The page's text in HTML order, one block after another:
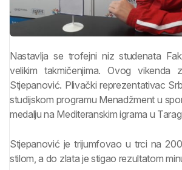
Nastavlja se trofejni niz studenata
velikim takmičenjima. Ovog vikenda
Stjepanović. Plivački reprezentativac
studijskom programu Menadžment u
medalju na Mediteranskim igrama u
Stjepanović je trijumfovao u trci na
stilom, a do zlata je stigao rezultatom